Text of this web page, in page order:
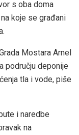
s oba doma
koje se građani
Mostara Arnel
području deponije
tla i vode, piše
i naredbe
na